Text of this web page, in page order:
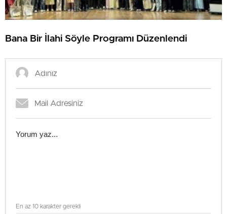
Bana Bir İlahi Söyle Programı Düzenlendi
En az 10 karakter gerekli